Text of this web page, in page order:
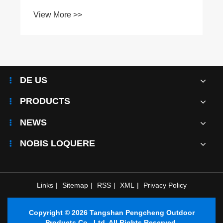
DE US
PRODUCTS
NEWS
NOBIS LOQUERE
Links | Sitemap | RSS | XML | Privacy Policy
Copyright © 2026 Tangshan Pengcheng Outdoor